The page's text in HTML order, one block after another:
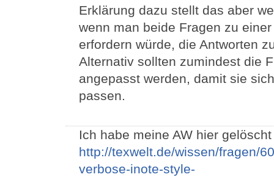
Erklärung dazu stellt das aber
wenn man beide Fragen zu
erfordern würde, die Antworten
Alternativ sollten zumindest die
angepasst werden, damit sie
passen.
Ich habe meine AW hier
http://texwelt.de/wissen/fragen/
verbose-inote-style-